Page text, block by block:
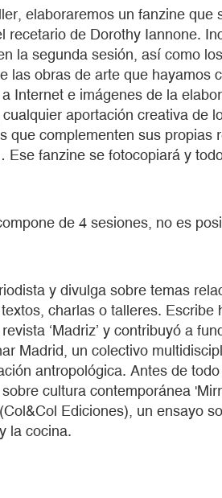
elaboraremos un fanzine que
recetario de Dorothy Iannone.
la segunda sesión, así como
las obras de arte que hayamos
Internet e imágenes de la
aportación creativa de
que complementen sus propias
fanzine se fotocopiará y
de 4 sesiones, no es
y divulga sobre temas
charlas o talleres. Escribe
‘Madriz’ y contribuyó a
Madrid, un colectivo
antropológica. Antes de
cultura contemporánea
Ediciones), un ensayo
la cocina.